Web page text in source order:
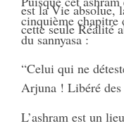
est la Vie absolue,
cette seule Réalité
cinquième chapitre
du sannyasa :
“Celui qui ne
Arjuna ! Libéré des
L’ashram est un